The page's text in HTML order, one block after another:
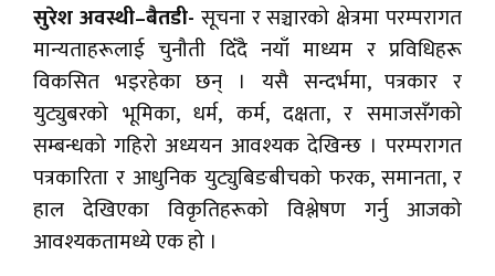
सुरेश अवस्थी–बैतडी- सूचना र सञ्चारको क्षेत्रमा परम्परागत
मान्यताहरूलाई चुनौती दिँदै नयाँ माध्यम र प्रविधिहरू
विकसित भइरहेका छन् । यसै सन्दर्भमा, पत्रकार र
युट्युबरको भूमिका, धर्म, कर्म, दक्षता, र समाजसँगको
सम्बन्धको गहिरो अध्ययन आवश्यक देखिन्छ । परम्परागत
पत्रकारिता र आधुनिक युट्युबिङबीचको फरक, समानता, र
हाल देखिएका विकृतिहरूको विश्लेषण गर्नु आजको
आवश्यकतामध्ये एक हो ।